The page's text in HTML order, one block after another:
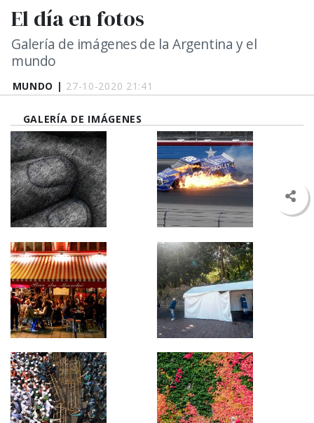
MUNDO | 27-10-2020 21:41
El día en fotos
Galería de imágenes de la Argentina y el
mundo
GALERÍA DE IMÁGENES